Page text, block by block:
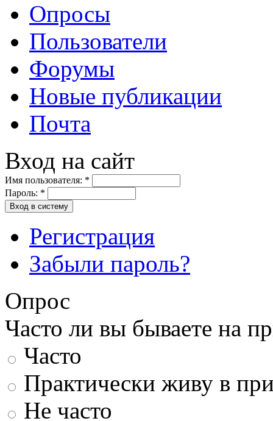
Опросы
Пользователи
Форумы
Новые публикации
Почта
Вход на сайт
Имя пользователя: *
Пароль: *
Вход в систему
Регистрация
Забыли пароль?
Опрос
Часто ли вы бываете на
Часто
Практически живу в
Не часто